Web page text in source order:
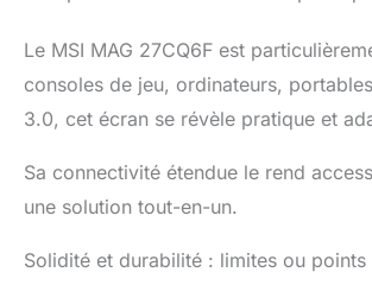
Le MSI MAG 27CQ6F est
consoles de jeu, ordinateurs,
3.0, cet écran se révèle pratique et
Sa connectivité étendue le rend
une solution tout-en-un.
Solidité et durabilité : limites ou points